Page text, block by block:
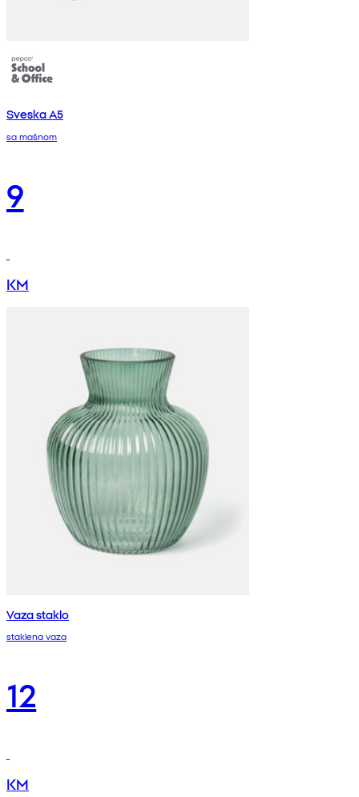
Sveska A5
sa mašnom
9
KM
Vaza staklo
staklena vaza
12
KM